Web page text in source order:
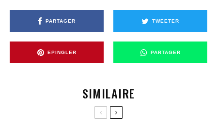
PARTAGER TWEETER
EPINGLER PARTAGER
SIMILAIRE